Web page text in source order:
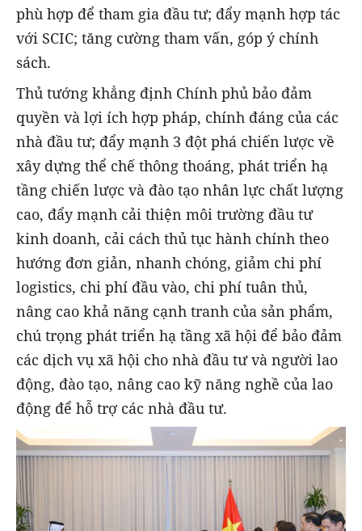
phù hợp để tham gia đầu tư; đẩy mạnh hợp tác
với SCIC; tăng cường tham vấn, góp ý chính
sách.
Thủ tướng khẳng định Chính phủ bảo đảm
quyền và lợi ích hợp pháp, chính đáng của các
nhà đầu tư; đẩy mạnh 3 đột phá chiến lược về
xây dựng thể chế thông thoáng, phát triển hạ
tầng chiến lược và đào tạo nhân lực chất lượng
cao, đẩy mạnh cải thiện môi trường đầu tư
kinh doanh, cải cách thủ tục hành chính theo
hướng đơn giản, nhanh chóng, giảm chi phí
logistics, chi phí đầu vào, chi phí tuân thủ,
nâng cao khả năng cạnh tranh của sản phẩm,
chú trọng phát triển hạ tầng xã hội để bảo đảm
các dịch vụ xã hội cho nhà đầu tư và người lao
động, đào tạo, nâng cao kỹ năng nghề của lao
động để hỗ trợ các nhà đầu tư.